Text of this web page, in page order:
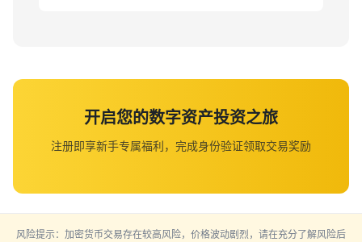
开启您的数字资产投资之旅
注册即享新手专属福利，完成身份验证领取交易奖励
风险提示：加密货币交易存在较高风险，价格波动剧烈，请在充分了解风险后